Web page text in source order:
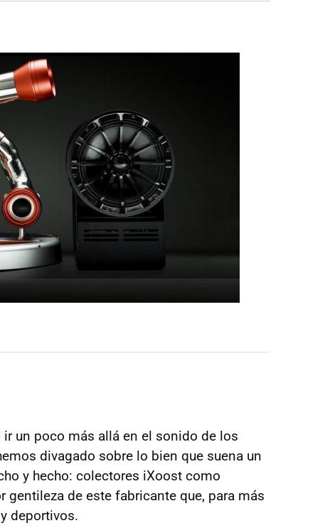
ir un poco más allá en el sonido de los
divagado sobre lo bien que suena un
y hecho: colectores iXoost como
gentileza de este fabricante que, para más
deportivos.